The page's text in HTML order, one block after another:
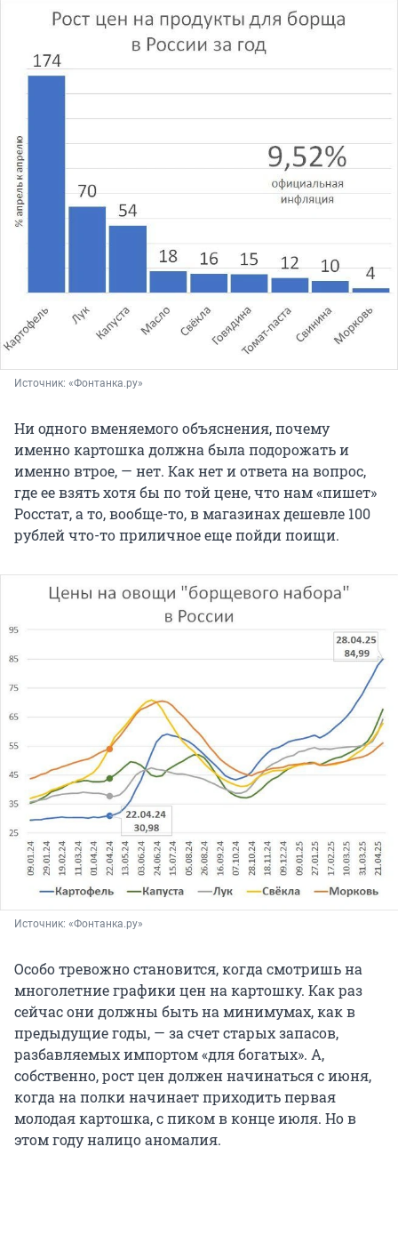
Источник: «Фонтанка.ру»
Ни одного вменяемого объяснения, почему
именно картошка должна была подорожать и
именно втрое, — нет. Как нет и ответа на вопрос,
где ее взять хотя бы по той цене, что нам «пишет»
Росстат, а то, вообще-то, в магазинах дешевле 100
рублей что-то приличное еще пойди поищи.
Источник: «Фонтанка.ру»
Особо тревожно становится, когда смотришь на
многолетние графики цен на картошку. Как раз
сейчас они должны быть на минимумах, как в
предыдущие годы, — за счет старых запасов,
разбавляемых импортом «для богатых». А,
собственно, рост цен должен начинаться с июня,
когда на полки начинает приходить первая
молодая картошка, с пиком в конце июля. Но в
этом году налицо аномалия.